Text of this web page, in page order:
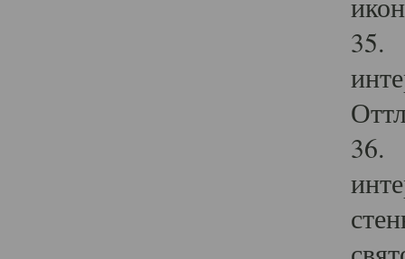
35.
36.